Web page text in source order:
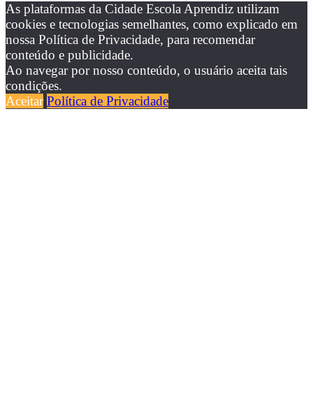
As plataformas da Cidade Escola Aprendiz utilizam
cookies e tecnologias semelhantes, como explicado em
nossa Política de Privacidade, para recomendar
conteúdo e publicidade.
Ao navegar por nosso conteúdo, o usuário aceita tais
condições.
Aceitar Política de Privacidade